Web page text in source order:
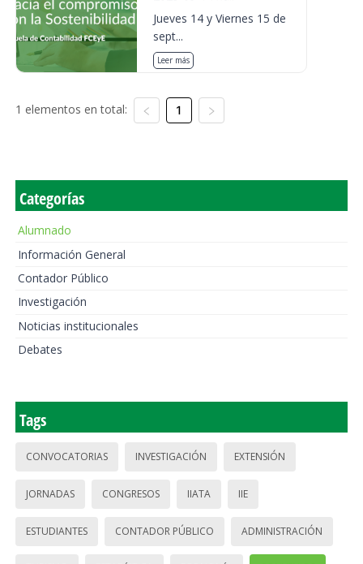
Jueves 14 y Viernes 15 de
sept...
Leer más
1 elementos en total: 1
Categorías
Alumnado
Información General
Contador Público
Investigación
Noticias institucionales
Debates
Tags
CONVOCATORIAS INVESTIGACIÓN EXTENSIÓN
JORNADAS CONGRESOS IIATA IIE
ESTUDIANTES CONTADOR PÚBLICO ADMINISTRACIÓN